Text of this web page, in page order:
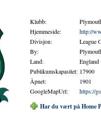
Klubb:
Hjemmeside:
http://
Divisjon:
League
By:
Land:
England
Publikumskapasitet: 17900
Åpnet:
1901
GoogleMapUrl:
https://
Har du vært på Home